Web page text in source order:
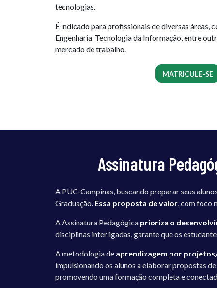
tecnologias.
É indicado para profissionais de diversas áreas,
Engenharia, Tecnologia da Informação, entre
mercado de trabalho.
MATRICULE-SE
Assinatura
A PUC-Campinas, buscando preparar seus
Graduação. Essa proposta de valor, com foco
A Assinatura Pedagógica prioriza o
disciplinas interligadas, garante que os
A metodologia de aprendizagem por
impulsionando os alunos a elaborar propostas
promovendo uma formação completa e